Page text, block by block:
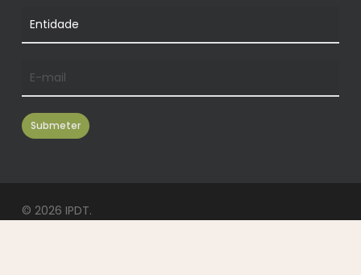
© 2026 IPDT.